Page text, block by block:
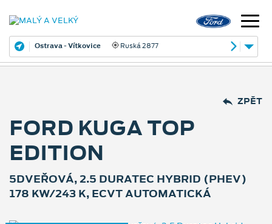
Ostrava - Vítkovice Ruská 2877
ZPĚT
FORD KUGA TOP
EDITION
5DVEŘOVÁ, 2.5 DURATEC HYBRID (PHEV)
178 KW/243 K, ECVT AUTOMATICKÁ